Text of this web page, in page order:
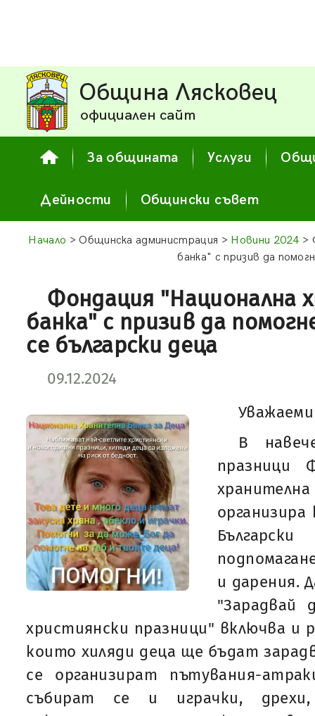
Община Лясковец
официален сайт
За общината Услуги
Дейности Общински съвет
Начало > Общинска администрация > Новини 2024 >
банка" с призив да
Фондация "Национална
банка" с призив да
се български деца
09.12.2024
В
празници
и дарения.
"Зарадвай
християнски празници" включва и
които хиляди деца ще бъдат
се организират пътувания-
събират се и играчки,